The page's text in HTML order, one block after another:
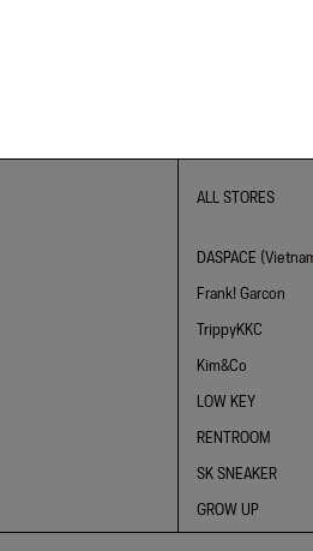
ALL STORES
DASPACE
Frank! Garcon
TrippyKKC
Kim&Co
LOW KEY
RENTROOM
SK SNEAKER
GROW UP